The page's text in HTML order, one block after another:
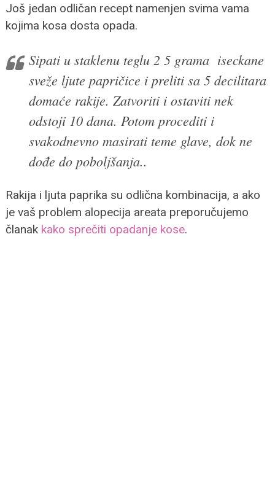
Još jedan odličan recept namenjen svima vama
kojima kosa dosta opada.
Sipati u staklenu teglu 2 5 grama iseckane
sveže ljute papričice i preliti sa 5 decilitara
domaće rakije. Zatvoriti i ostaviti nek
odstoji 10 dana. Potom procediti i
svakodnevno masirati teme glave, dok ne
dođe do poboljšanja..
Rakija i ljuta paprika su odlična kombinacija, a ako
je vaš problem alopecija areata preporučujemo
članak kako sprečiti opadanje kose.